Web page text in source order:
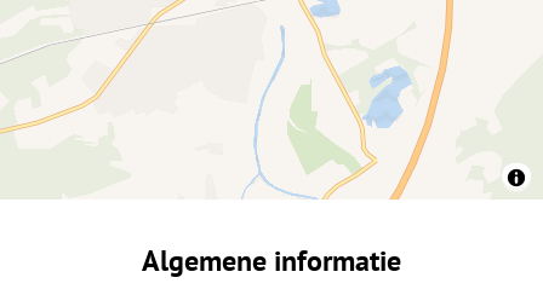
Algemene informatie